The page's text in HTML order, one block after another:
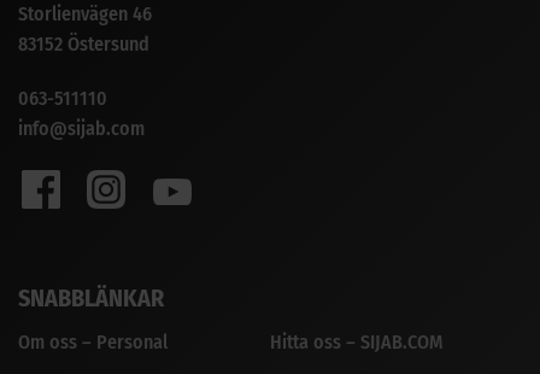
Storlienvägen 46
83152 Östersund
063-511110
info@sijab.com
SNABBLÄNKAR
Om oss – Personal Hitta oss – SIJAB.COM